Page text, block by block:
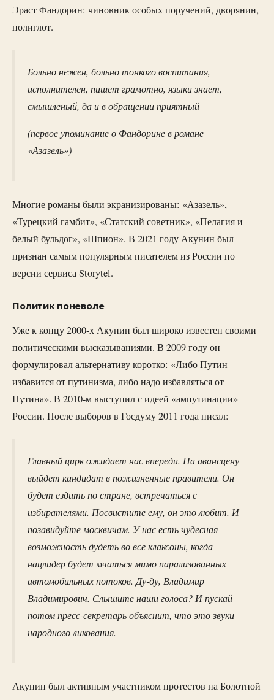
Эраст Фандорин: чиновник особых поручений, дворянин,
полиглот.
Больно нежен, больно тонкого воспитания,
исполнителен, пишет грамотно, языки знает,
смышленый, да и в обращении приятный
(первое упоминание о Фандорине в романе
«Азазель»)
Многие романы были экранизированы: «Азазель»,
«Турецкий гамбит», «Статский советник», «Пелагия и
белый бульдог», «Шпион». В 2021 году Акунин был
признан самым популярным писателем из России по
версии сервиса Storytel.
Политик поневоле
Уже к концу 2000-х Акунин был широко известен своими
политическими высказываниями. В 2009 году он
формулировал альтернативу коротко: «Либо Путин
избавится от путинизма, либо надо избавляться от
Путина». В 2010-м выступил с идеей «ампутинации»
России. После выборов в Госдуму 2011 года писал:
Главный цирк ожидает нас впереди. На авансцену
выйдет кандидат в пожизненные правители. Он
будет ездить по стране, встречаться с
избирателями. Посвистите ему, он это любит. И
позавидуйте москвичам. У нас есть чудесная
возможность дудеть во все клаксоны, когда
нацлидер будет мчаться мимо парализованных
автомобильных потоков. Ду-ду, Владимир
Владимирович. Слышите наши голоса? И пускай
потом пресс-секретарь объяснит, что это звуки
народного ликования.
Акунин был активным участником протестов на Болотной